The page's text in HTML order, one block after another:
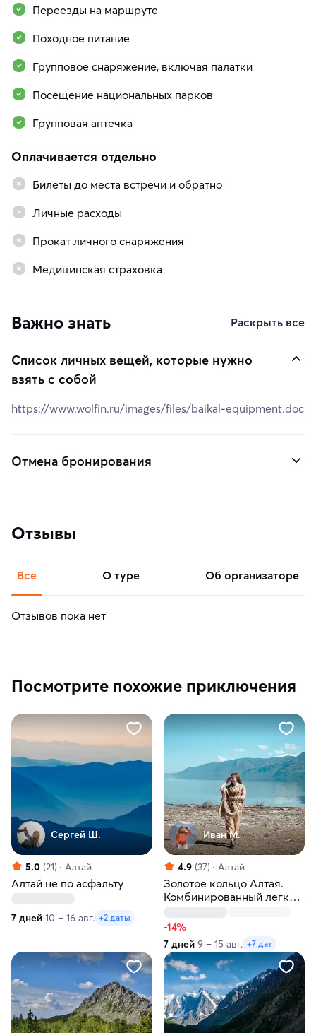
Переезды на маршруте
Походное питание
Групповое снаряжение, включая палатки
Посещение национальных парков
Групповая аптечка
Оплачивается отдельно
Билеты до места встречи и обратно
Личные расходы
Прокат личного снаряжения
Медицинская страховка
Важно знать Раскрыть все
Список личных вещей, которые нужно
взять с собой
https://www.wolfin.ru/images/files/baikal-equipment.doc
Отмена бронирования
Отзывы
Все о туре об организаторе
Отзывов пока нет
Посмотрите похожие приключения
Сергей Ш.
5.0 (21) Алтай
Алтай не по асфальту
7 дней 10 – 16 авг. +2 даты
Иван М.
4.9 (37) Алтай
Золотое кольцо Алтая.
Комбинированный легкий
местам
-14%
7 дней 9 – 15 авг. +7 дат